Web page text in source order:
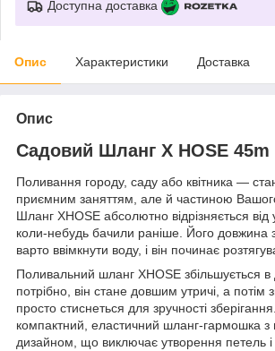
Доступна доставка
Опис Характеристики Доставка
Опис
Садовий Шланг X HOSE 45m
Поливання городу, саду або квітника —
приємним заняттям, але й частиною
Шланг XHOSE абсолютно відрізняється від
коли-небудь бачили раніше. Його довжина
варто ввімкнути воду, і він починає
Поливальний шланг XHOSE збільшується
потрібно, він стане довшим утричі, а потім
просто стиснеться для зручності
компактний, еластичний шланг-гармошка з
дизайном, що виключає утворення петель і